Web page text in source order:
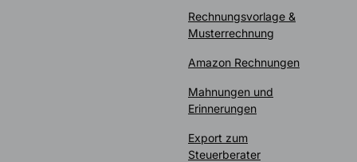
Rechnungsvorlage &
Musterrechnung
Amazon Rechnungen
Mahnungen und
Erinnerungen
Export zum
Steuerberater